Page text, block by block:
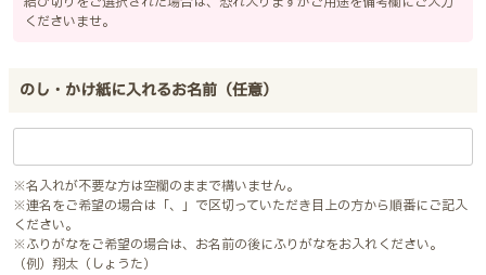
くださいませ。
のし・かけ紙に入れるお名前（任意）
※名入れが不要な方は空欄のままで構いません。
※連名をご希望の場合は「、」で区切っていただき目上の方から順番にご記入
ください。
※ふりがなをご希望の場合は、お名前の後にふりがなをお入れください。
（例）翔太（しょうた）